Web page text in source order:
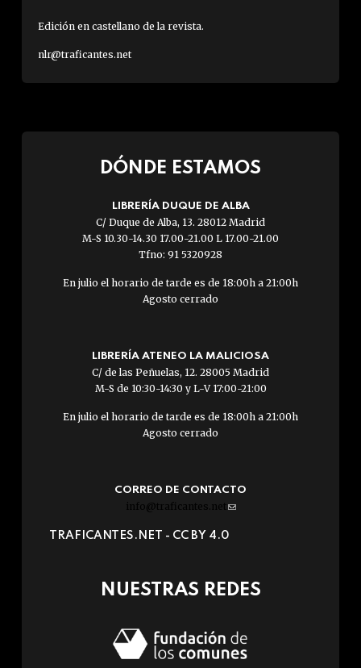
Edición en castellano de la revista.
nlr@traficantes.net
DÓNDE ESTAMOS
LIBRERÍA DUQUE DE ALBA
C/ Duque de Alba, 13. 28012 Madrid
M-S 10.30-14.30 17.00-21.00 L 17.00-21.00
Tfno: 91 5320928
En julio el horario de tarde es de 18:00h a 21:00h
Agosto cerrado
LIBRERÍA ATENEO LA MALICIOSA
C/ de las Peñuelas, 12. 28005 Madrid
M-S de 10:30-14:30 y L-V 17:00-21:00
En julio el horario de tarde es de 18:00h a 21:00h
Agosto cerrado
CORREO DE CONTACTO
info@traficantes.net (link
e-
TRAFICANTES.NET - CC BY 4.0
NUESTRAS REDES